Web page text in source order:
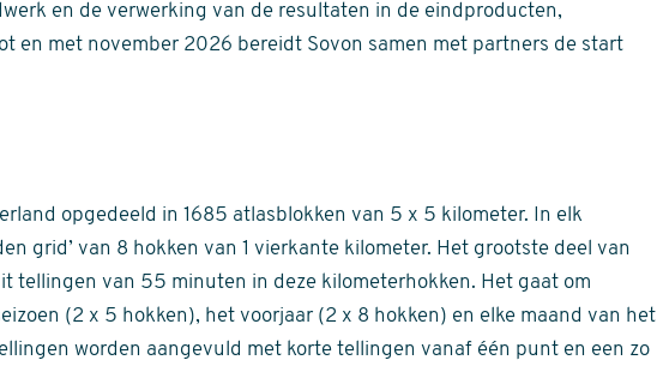
en de verwerking van de resultaten in de eindproducten,
en met november 2026 bereidt Sovon samen met partners de start
opgedeeld in 1685 atlasblokken van 5 x 5 kilometer. In elk
grid’ van 8 hokken van 1 vierkante kilometer. Het grootste deel van
tellingen van 55 minuten in deze kilometerhokken. Het gaat om
(2 x 5 hokken), het voorjaar (2 x 8 hokken) en elke maand van het
worden aangevuld met korte tellingen vanaf één punt en een zo